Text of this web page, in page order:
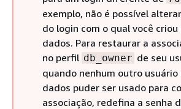
exemplo, não é possível
do login com o qual você criou
dados. Para restaurar a
no perfil db_owner de seu
quando nenhum outro usuário
dados puder ser usado para
associação, redefina a senha